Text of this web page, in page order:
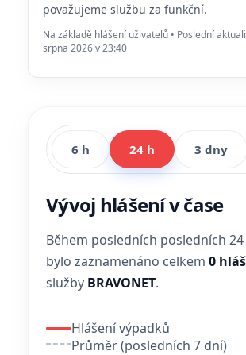
považujeme službu za funkční.
Na základě hlášení uživatelů • Poslední
srpna 2026 v 23:40
6 h 24 h 3 dny
Vývoj hlášení v čase
Během posledních posledních
bylo zaznamenáno celkem 0
služby BRAVONET.
Hlášení výpadků
Průměr (posledních 7 dní)